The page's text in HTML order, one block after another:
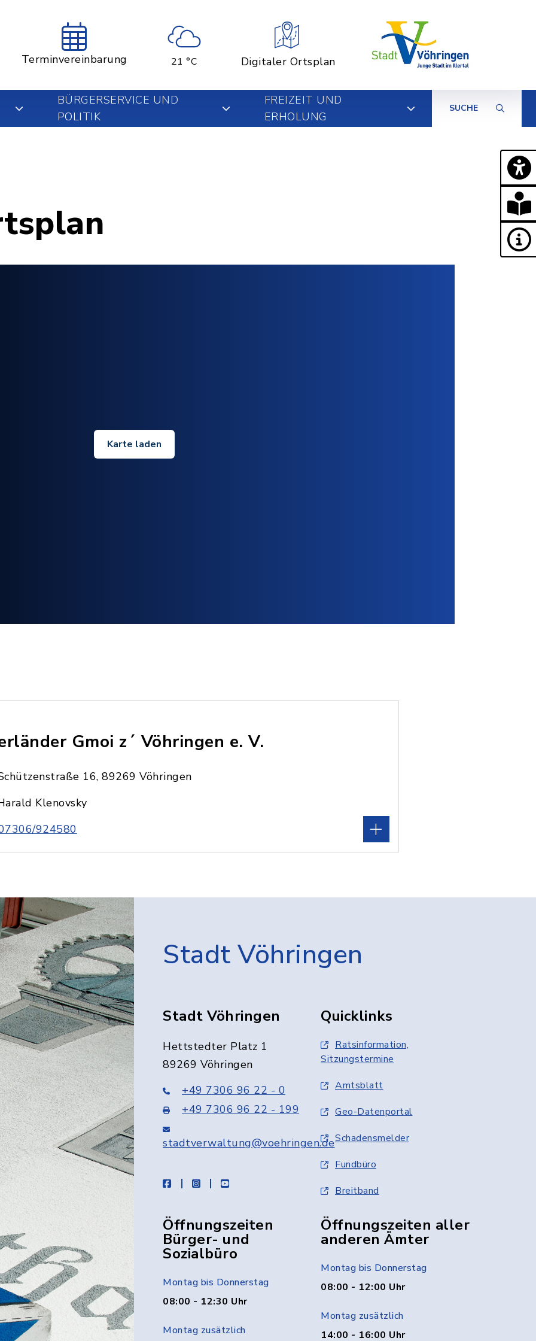
Terminvereinbarung 21 °C Digitaler Ortsplan
BÜRGERSERVICE UND
POLITIK
FREIZEIT UND
ERHOLUNG
SUCHE
Karte laden
Gmoi z´ Vöhringen e. V.
16, 89269 Vöhringen
Klenovsky
924580
Stadt Vöhringen
Stadt Vöhringen
Hettstedter Platz 1
89269 Vöhringen
+49 7306 96 22 - 0
+49 7306 96 22 - 199
stadtverwaltung@voehringen.de
facebookinstagramyoutube
Quicklinks
Ratsinformation,
Sitzungstermine
Amtsblatt
Geo-Datenportal
Schadensmelder
Fundbüro
Breitband
Öffnungszeiten
Bürger- und
Sozialbüro
Montag bis Donnerstag
08:00 - 12:30 Uhr
Montag zusätzlich
Öffnungszeiten aller
anderen Ämter
Montag bis Donnerstag
08:00 - 12:00 Uhr
Montag zusätzlich
14:00 - 16:00 Uhr